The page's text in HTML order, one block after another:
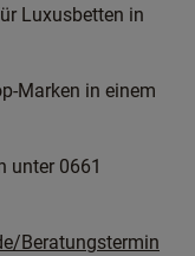
Luxusbetten in
Marken in einem
unter 0661
Beratungstermin